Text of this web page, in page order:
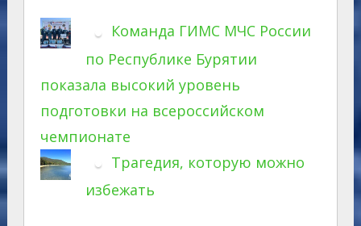
Команда ГИМС МЧС России
по Республике Бурятии
показала высокий уровень
подготовки на всероссийском
чемпионате
Трагедия, которую можно
избежать